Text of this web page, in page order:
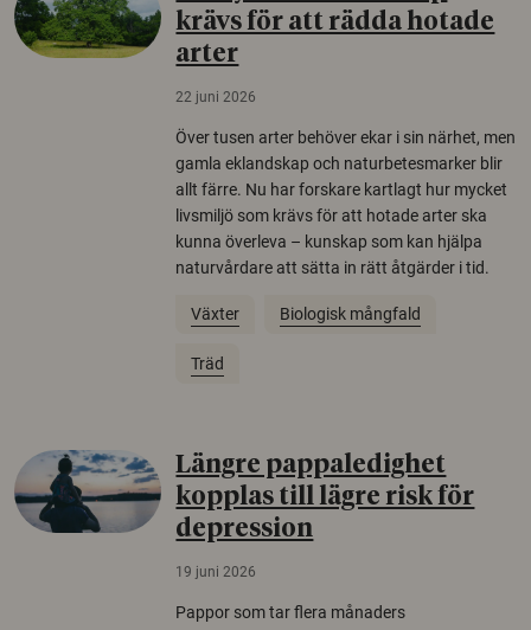
krävs för att rädda hotade
arter
22 juni 2026
Över tusen arter behöver ekar i sin närhet, men
gamla eklandskap och naturbetesmarker blir
allt färre. Nu har forskare kartlagt hur mycket
livsmiljö som krävs för att hotade arter ska
kunna överleva – kunskap som kan hjälpa
naturvårdare att sätta in rätt åtgärder i tid.
Växter Biologisk mångfald
Träd
Längre pappaledighet
kopplas till lägre risk för
depression
19 juni 2026
Pappor som tar flera månaders